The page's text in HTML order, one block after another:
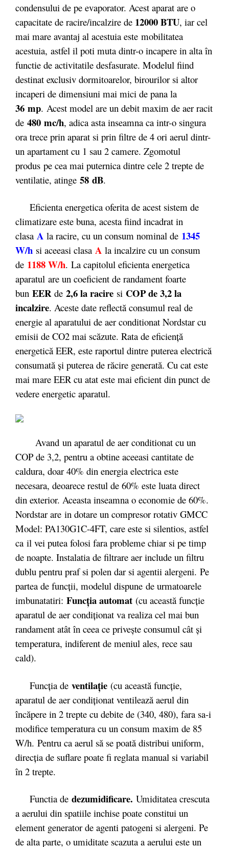
condensului de pe evaporator. Acest aparat are o
capacitate de racire/incalzire de 12000 BTU, iar cel
mai mare avantaj al acestuia este mobilitatea
acestuia, astfel il poti muta dintr-o incapere in alta în
functie de activitatile desfasurate. Modelul fiind
destinat exclusiv dormitoarelor, birourilor si altor
incaperi de dimensiuni mai mici de pana la
36 mp. Acest model are un debit maxim de aer racit
de 480 mc/h, adica asta inseamna ca intr-o singura
ora trece prin aparat si prin filtre de 4 ori aerul dintr-
un apartament cu 1 sau 2 camere. Zgomotul
produs pe cea mai puternica dintre cele 2 trepte de
ventilatie, atinge 58 dB.
Eficienta energetica oferita de acest sistem de
climatizare este buna, acesta fiind incadrat in
clasa A la racire, cu un consum nominal de 1345
W/h si aceeasi clasa A la incalzire cu un consum
de 1188 W/h. La capitolul eficienta energetica
aparatul are un coeficient de randament foarte
bun EER de 2,6 la racire si COP de 3,2 la
incalzire. Aceste date reflectă consumul real de
energie al aparatului de aer conditionat Nordstar cu
emisii de CO2 mai scăzute. Rata de eficienţă
energetică EER, este raportul dintre puterea electrică
consumată şi puterea de răcire generată. Cu cat este
mai mare EER cu atat este mai eficient din punct de
vedere energetic aparatul.
Avand un aparatul de aer conditionat cu un
COP de 3,2, pentru a obtine aceeasi cantitate de
caldura, doar 40% din energia electrica este
necesara, deoarece restul de 60% este luata direct
din exterior. Aceasta inseamna o economie de 60%.
Nordstar are in dotare un compresor rotativ GMCC
Model: PA130G1C-4FT, care este si silentios, astfel
ca il vei putea folosi fara probleme chiar si pe timp
de noapte. Instalatia de filtrare aer include un filtru
dublu pentru praf si polen dar si agentii alergeni. Pe
partea de funcții, modelul dispune de urmatoarele
imbunatatiri: Funcţia automat (cu această funcţie
aparatul de aer condiţionat va realiza cel mai bun
randament atât în ceea ce priveşte consumul cât şi
temperatura, indiferent de meniul ales, rece sau
cald).
Funcţia de ventilaţie (cu această funcţie,
aparatul de aer condiţionat ventilează aerul din
încăpere in 2 trepte cu debite de (340, 480), fara sa-i
modifice temperatura cu un consum maxim de 85
W/h. Pentru ca aerul să se poată distribui uniform,
direcția de suflare poate fi reglata manual si variabil
în 2 trepte.
Functia de dezumidificare. Umiditatea crescuta
a aerului din spatiile inchise poate constitui un
element generator de agenti patogeni si alergeni. Pe
de alta parte, o umiditate scazuta a aerului este un